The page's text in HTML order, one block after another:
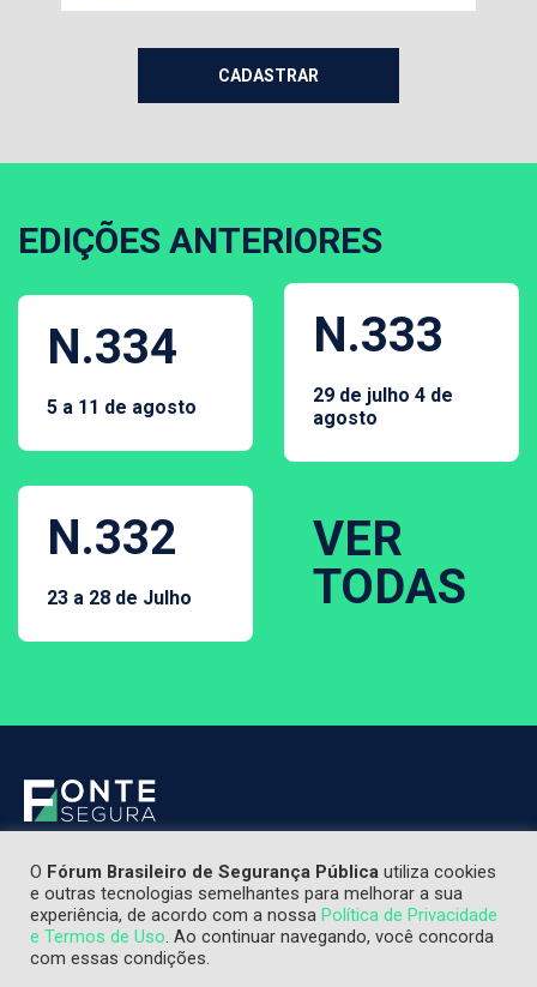
EDIÇÕES ANTERIORES
N.334
5 a 11 de agosto
N.333
29 de julho 4 de
agosto
N.332
23 a 28 de Julho
VER
TODAS
O Fórum Brasileiro de Segurança Pública utiliza cookies
e outras tecnologias semelhantes para melhorar a sua
experiência, de acordo com a nossa Política de Privacidade
e Termos de Uso. Ao continuar navegando, você concorda
com essas condições.